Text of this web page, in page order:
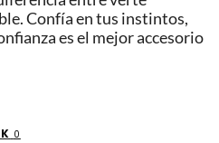
Confía en tus instintos,
es el mejor accesorio
0